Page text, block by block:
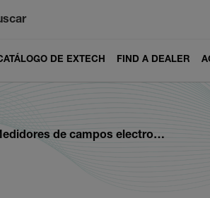
DE EXTECH FIND A DEALER
de campos electromagnéticos